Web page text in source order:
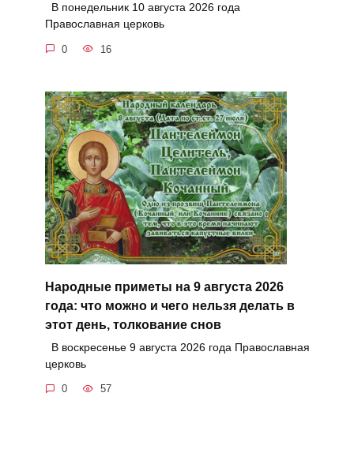
В понедельник 10 августа 2026 года
Православная церковь
0 16
Народные приметы на 9 августа 2026
года: что можно и чего нельзя делать в
этот день, толкование снов
В воскресенье 9 августа 2026 года Православная
церковь
0 57